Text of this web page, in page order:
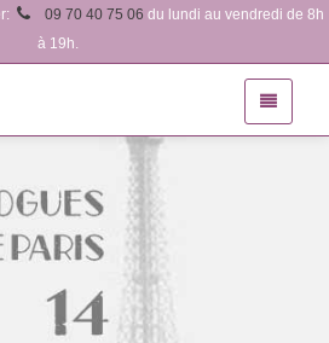
09 70 40 75 06 du lundi au vendredi de 8h
à 19h.